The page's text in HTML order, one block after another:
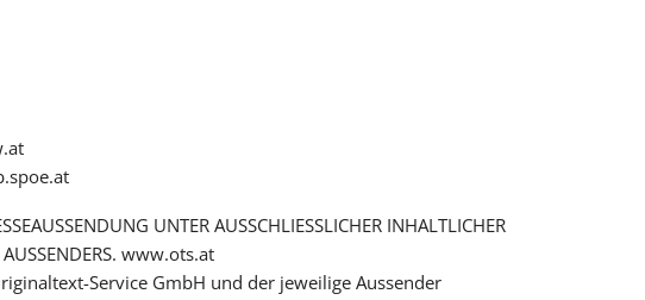
UNTER AUSSCHLIESSLICHER INHALTLICHER
www.ots.at
Service GmbH und der jeweilige Aussender